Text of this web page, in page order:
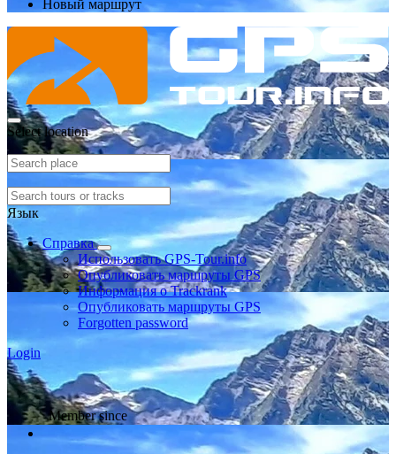
Новый маршрут
Select location
Язык
Справка
Использовать GPS-Tour.info
Опубликовать маршруты GPS
Информация о Trackrank
Опубликовать маршруты GPS
Forgotten password
Login
Member since